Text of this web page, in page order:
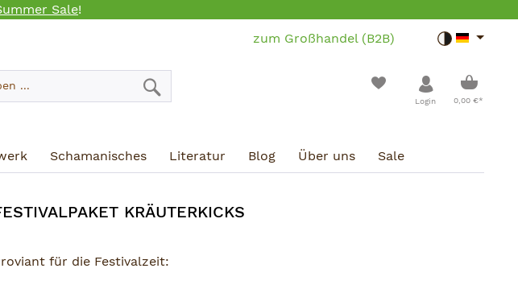
Sale!
zum Großhandel (B2B)
Toggle
Login 0,00 €*
Schamanisches Literatur Blog Über uns Sale
KRÄUTERKICKS
für die Festivalzeit: